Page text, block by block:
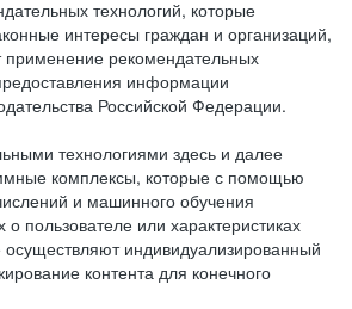
технологий, которые
интересы граждан и организаций,
применение рекомендательных
информации
Российской Федерации.
технологиями здесь и далее
комплексы, которые с помощью
и машинного обучения
пользователе или характеристиках
индивидуализированный
контента для конечного